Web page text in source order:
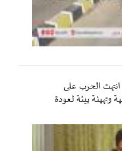
الحرب على
وتهيئة بيئة لعودة